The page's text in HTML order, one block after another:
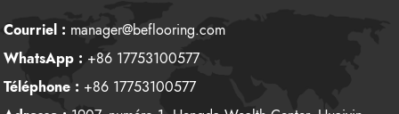
Courriel : manager@beflooring.com
WhatsApp : +86 17753100577
Téléphone : +86 17753100577